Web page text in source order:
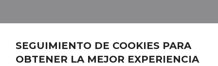
SEGUIMIENTO DE COOKIES PARA
OBTENER LA MEJOR EXPERIENCIA